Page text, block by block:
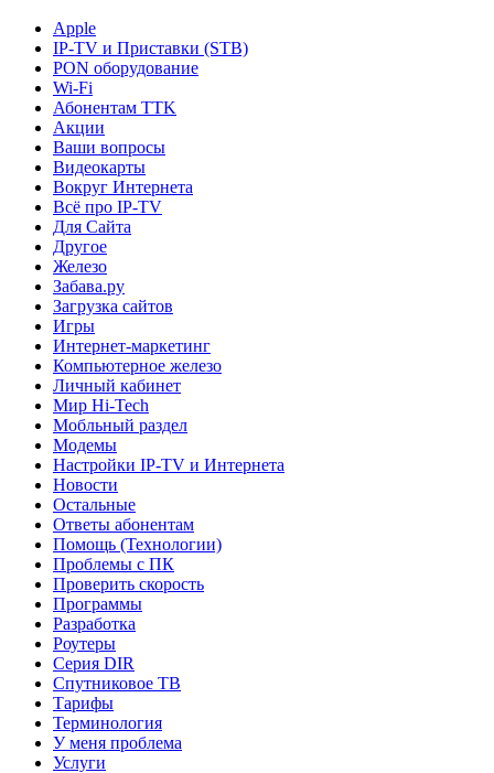
Apple
IP-TV и Приставки (STB)
PON оборудование
Wi-Fi
Абонентам TTK
Акции
Ваши вопросы
Видеокарты
Вокруг Интернета
Всё про IP-TV
Для Сайта
Другое
Железо
Забава.ру
Загрузка сайтов
Игры
Интернет-маркетинг
Компьютерное железо
Личный кабинет
Мир Hi-Tech
Мобльный раздел
Модемы
Настройки IP-TV и Интернета
Новости
Остальные
Ответы абонентам
Помощь (Технологии)
Проблемы с ПК
Проверить скорость
Программы
Разработка
Роутеры
Серия DIR
Спутниковое ТВ
Тарифы
Терминология
У меня проблема
Услуги